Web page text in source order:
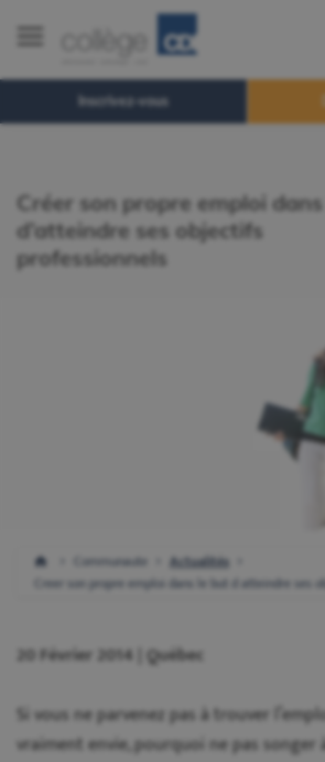
Inscrivez-vous
Créer son propre emploi
d’atteindre ses objectifs
professionnels
Communaute
Actualités
Creer son propre emploi dans le but d atteindre ses
20 Février 2014 | Québec
Si vous ne parvenez pas à trouver
vraiment envie, pourquoi ne pas songer